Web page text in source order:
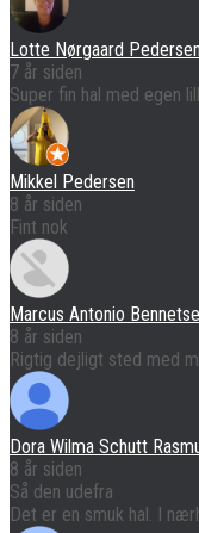
Lotte Nørgaard Pedersen
7 år siden
Super fin hal med egen
Mikkel Pedersen
8 år siden
Fint nok
Marcus Antonio
8 år siden
Rigtig dejligt sted med
Dora Wilma Schutt
8 år siden
Så den udefra
Det er en smuk hal. I